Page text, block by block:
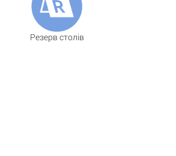
Резерв столів